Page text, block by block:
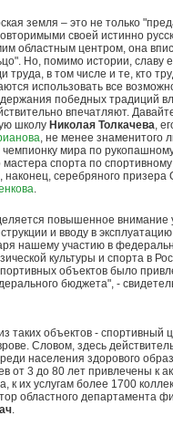
земля – это не только
своей истинно
областным центром, она
Но, помимо истории, славу
труда, в том числе и те, кто
использовать все
победных традиций
впечатляют.
школу Николая Толкачева,
, не менее знаменитого
чемпионку мира по
мастера спорта по
, наконец, серебряного призера
.
повышенное
и вводу в
нашему участию в
культуры и спорта в
объектов было
бюджета", -
таких объектов -
Словом, здесь
населения здорового
от 3 до 80 лет привлечены к
к их услугам более 1700
областного департамента
.